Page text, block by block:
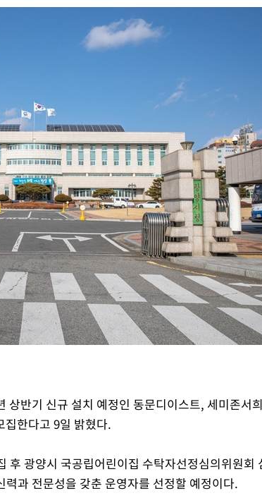
(종
수"
강화"
'
상반기 신규 설치 예정인 동문디이스트, 세미존서
집한다고 9일 밝혔다.
후 광양시 국공립어린이집 수탁자선정심의위원회
과 전문성을 갖춘 운영자를 선정할 예정이다.